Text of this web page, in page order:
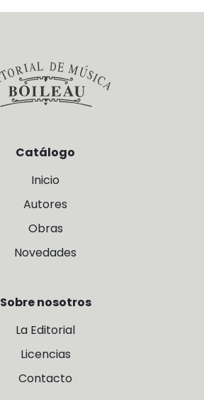
Catálogo
Inicio
Autores
Obras
Novedades
Sobre nosotros
La Editorial
Licencias
Contacto